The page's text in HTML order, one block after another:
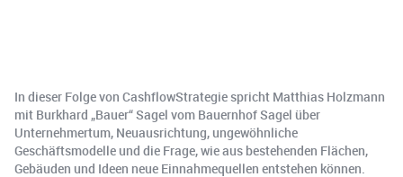
In dieser Folge von CashflowStrategie spricht Matthias Holzmann
mit Burkhard „Bauer“ Sagel vom Bauernhof Sagel über
Unternehmertum, Neuausrichtung, ungewöhnliche
Geschäftsmodelle und die Frage, wie aus bestehenden Flächen,
Gebäuden und Ideen neue Einnahmequellen entstehen können.